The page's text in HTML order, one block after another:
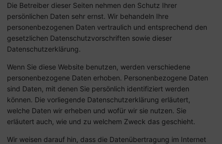
Die Betreiber dieser Seiten nehmen den Schutz Ihrer
persönlichen Daten sehr ernst. Wir behandeln Ihre
personenbezogenen Daten vertraulich und entsprechend den
gesetzlichen Datenschutzvorschriften sowie dieser
Datenschutzerklärung.
Wenn Sie diese Website benutzen, werden verschiedene
personenbezogene Daten erhoben. Personenbezogene Daten
sind Daten, mit denen Sie persönlich identifiziert werden
können. Die vorliegende Datenschutzerklärung erläutert,
welche Daten wir erheben und wofür wir sie nutzen. Sie
erläutert auch, wie und zu welchem Zweck das geschieht.
Wir weisen darauf hin, dass die Datenübertragung im Internet